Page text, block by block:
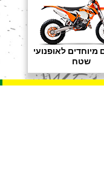
מיוחדים לאופנועי
שטח